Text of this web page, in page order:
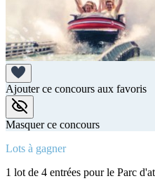
Ajouter ce concours aux favoris
Masquer ce concours
Lots à gagner
1 lot de 4 entrées pour le Parc